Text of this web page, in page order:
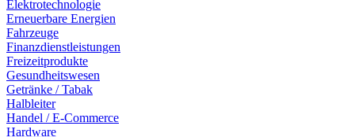
Elektrotechnologie
Erneuerbare Energien
Fahrzeuge
Finanzdienstleistungen
Freizeitprodukte
Gesundheitswesen
Getränke / Tabak
Halbleiter
Handel / E-Commerce
Hardware